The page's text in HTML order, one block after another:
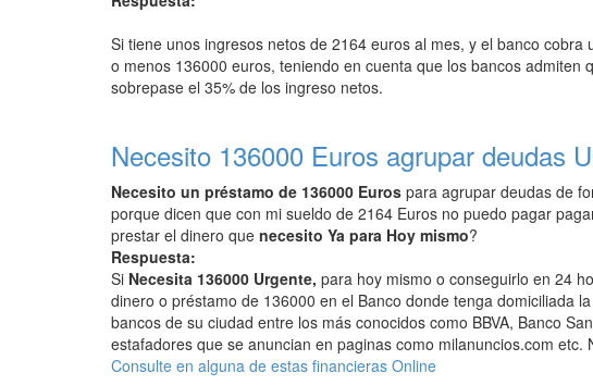
Si tiene unos ingresos netos de 2164 euros al mes, y el banco
o menos 136000 euros, teniendo en cuenta que los bancos admiten
sobrepase el 35% de los ingreso netos.
Necesito 136000 Euros agrupar deudas
Necesito un préstamo de 136000 Euros para agrupar deudas de
porque dicen que con mi sueldo de 2164 Euros no puedo pagar
prestar el dinero que necesito Ya para Hoy mismo?
Respuesta:
Si Necesita 136000 Urgente, para hoy mismo o conseguirlo en 24
dinero o préstamo de 136000 en el Banco donde tenga domiciliada
bancos de su ciudad entre los más conocidos como BBVA, Banco
estafadores que se anuncian en paginas como milanuncios.com
Consulte en alguna de estas financieras Online